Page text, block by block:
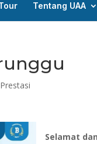
Tentang UAA
Prestasi
Selamat